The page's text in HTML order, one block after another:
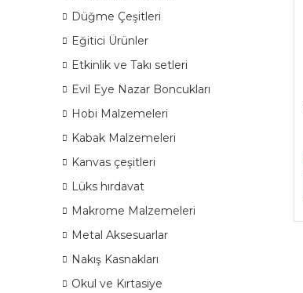
Düğme Çeşitleri
Eğitici Ürünler
Etkinlik ve Takı setleri
Evil Eye Nazar Boncukları
Hobi Malzemeleri
Kabak Malzemeleri
Kanvas çeşitleri
Lüks hırdavat
Makrome Malzemeleri
Metal Aksesuarlar
Nakış Kasnakları
Okul ve Kırtasiye